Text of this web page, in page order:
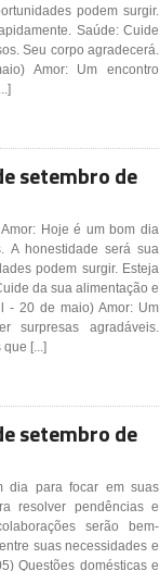
podem surgir.
Saúde: Cuide
Seu corpo agradecerá.
Amor: Um encontro
setembro de
Hoje é um bom dia
A honestidade será sua
podem surgir. Esteja
da sua alimentação e
- 20 de maio) Amor: Um
surpresas agradáveis.
[...]
setembro de
dia para focar em suas
resolver pendências e
serão bem-
suas necessidades e
Questões domésticas e